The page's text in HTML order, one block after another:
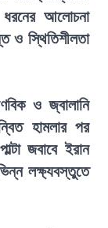
আলোচনা
ও স্থিতিশীলতা
ও জ্বালানি
হামলার পর
জবাবে ইরান
লক্ষ্যবস্তুতে